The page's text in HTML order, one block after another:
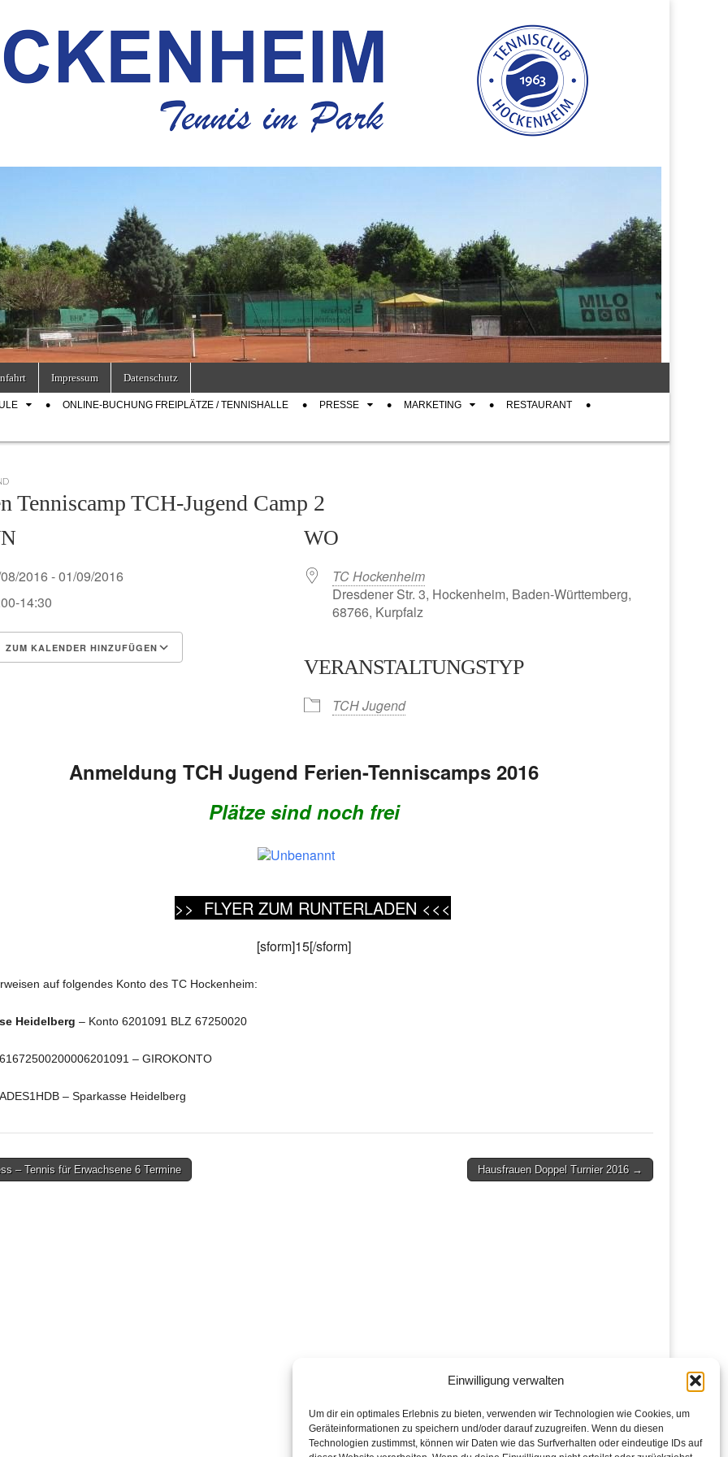
Einwilligung verwalten
Um dir ein optimales Erlebnis zu bieten, verwenden wir Technologien wie Cookies, um
Geräteinformationen zu speichern und/oder darauf zuzugreifen. Wenn du diesen
Technologien zustimmst, können wir Daten wie das Surfverhalten oder eindeutige IDs auf
Impressum Datenschutz
ONLINE-BUCHUNG FREIPLÄTZE / TENNISHALLE PRESSE MARKETING RESTAURANT
Tenniscamp TCH-Jugend Camp 2
2016 - 01/09/2016
14:30
ZUM KALENDER HINZUFÜGEN
iCalendar
WO
TC Hockenheim
Dresdener Str. 3, Hockenheim, Baden-Württemberg,
68766, Kurpfalz
VERANSTALTUNGSTYP
TCH Jugend
Anmeldung TCH Jugend Ferien-Tenniscamps 2016
Plätze sind noch frei
>> FLYER ZUM RUNTERLADEN <<<
[sform]15[/sform]
auf folgendes Konto des TC Hockenheim:
Heidelberg – Konto 6201091 BLZ 67250020
– GIROKONTO
– Sparkasse Heidelberg
– Tennis für Erwachsene 6 Termine Hausfrauen Doppel Turnier 2016 →